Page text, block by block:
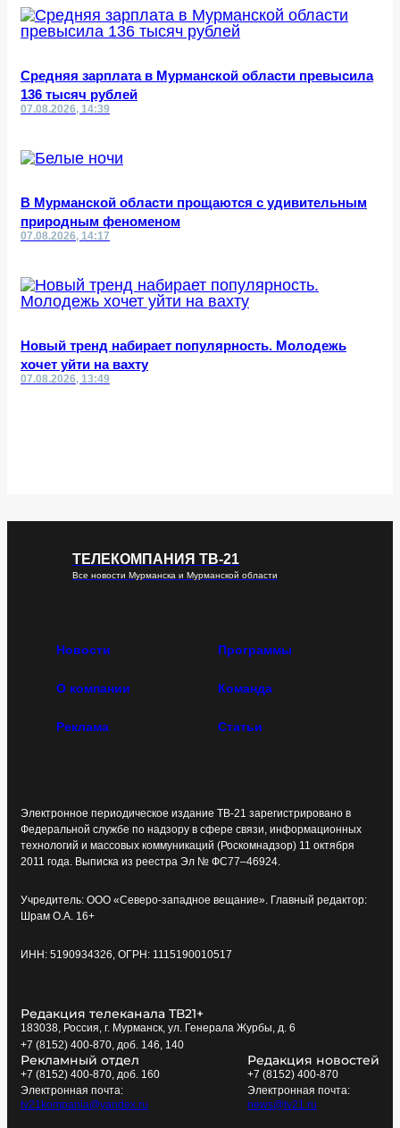
Средняя зарплата в Мурманской области превысила
136 тысяч рублей
07.08.2026, 14:39
В Мурманской области прощаются с удивительным
природным феноменом
07.08.2026, 14:17
Новый тренд набирает популярность. Молодежь
хочет уйти на вахту
07.08.2026, 13:49
ТЕЛЕКОМПАНИЯ ТВ-21
Все новости Мурманска и Мурманской области
Новости Программы
О компании Команда
Реклама Статьи
Электронное периодическое издание ТВ-21 зарегистрировано в
Федеральной службе по надзору в сфере связи, информационных
технологий и массовых коммуникаций (Роскомнадзор) 11 октября
2011 года. Выписка из реестра Эл № ФС77–46924.
Учредитель: ООО «Северо-западное вещание». Главный редактор:
Шрам О.А. 16+
ИНН: 5190934326, ОГРН: 1115190010517
Редакция телеканала ТВ21+
183038, Россия, г. Мурманск, ул. Генерала Журбы, д. 6
+7 (8152) 400-870, доб. 146, 140
Рекламный отдел
+7 (8152) 400-870, доб. 160
Электронная почта:
tv21kompania@yandex.ru
Редакция новостей
+7 (8152) 400-870
Электронная почта:
news@tv21.ru